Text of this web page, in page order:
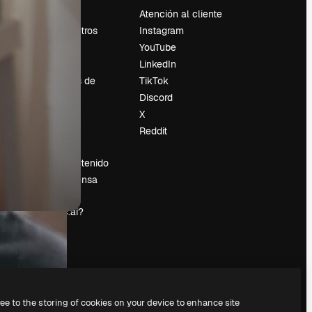
Sobre nosotros
Tendencias de
Vender contenido
Sala de prensa
magnific.ai?
Atención al cliente
Instagram
YouTube
LinkedIn
TikTok
Discord
X
Reddit
to the storing of cookies on your device to enhance site